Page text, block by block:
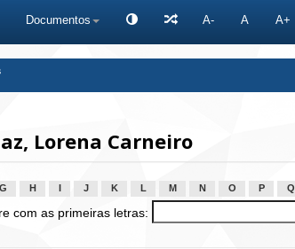
Documentos A- A A+
Lorena Carneiro
G H J K L M N O P Q
com as primeiras letras: